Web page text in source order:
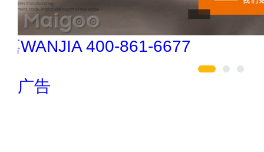
冰尊BENSHION 4008-276-278
广告